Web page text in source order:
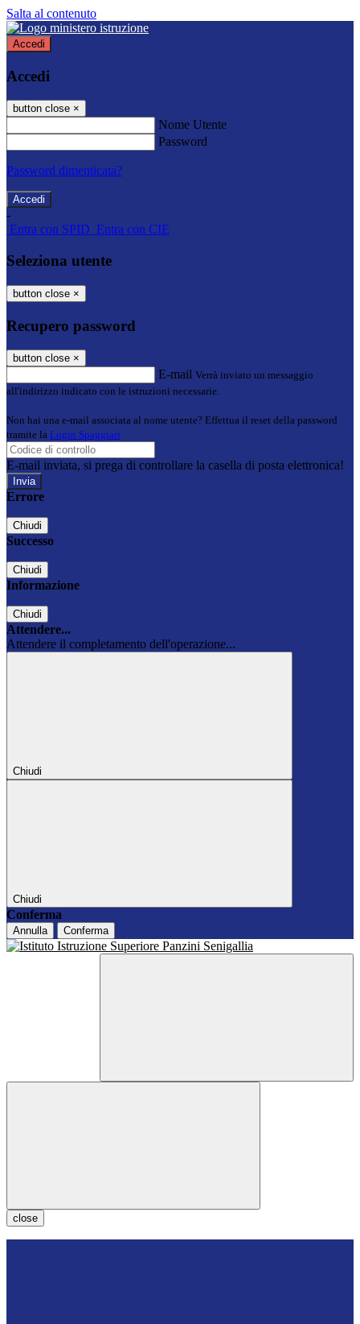
Salta al contenuto
Accedi
Accedi
button close ×
Nome Utente
Password
Password dimenticata?
-
Entra con SPID Entra con CIE
Seleziona utente
button close ×
Recupero password
button close ×
E-mail Verrà inviato un messaggio
all'indirizzo indicato con le istruzioni necessarie.
Non hai una e-mail associata al nome utente? Effettua il reset della password
tramite la Login Spaggiari
E-mail inviata, si prega di controllare la casella di posta elettronica!
Errore
Chiudi
Successo
Chiudi
Informazione
Chiudi
Attendere...
Attendere il completamento dell'operazione...
Chiudi
Chiudi
Conferma
Annulla Conferma
close